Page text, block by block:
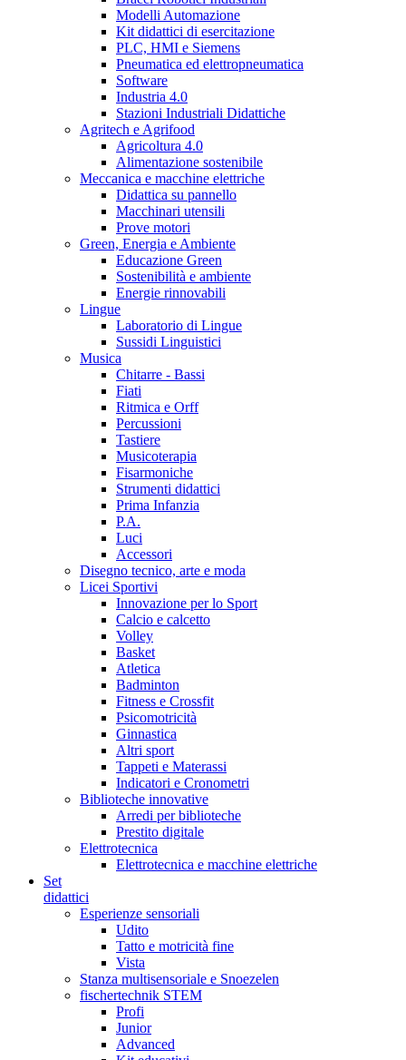
Modelli Automazione
Kit didattici di esercitazione
PLC, HMI e Siemens
Pneumatica ed elettropneumatica
Software
Industria 4.0
Stazioni Industriali Didattiche
Agritech e Agrifood
Agricoltura 4.0
Alimentazione sostenibile
Meccanica e macchine elettriche
Didattica su pannello
Macchinari utensili
Prove motori
Green, Energia e Ambiente
Educazione Green
Sostenibilità e ambiente
Energie rinnovabili
Lingue
Laboratorio di Lingue
Sussidi Linguistici
Musica
Chitarre - Bassi
Fiati
Ritmica e Orff
Percussioni
Tastiere
Musicoterapia
Fisarmoniche
Strumenti didattici
Prima Infanzia
P.A.
Luci
Accessori
Disegno tecnico, arte e moda
Licei Sportivi
Innovazione per lo Sport
Calcio e calcetto
Volley
Basket
Atletica
Badminton
Fitness e Crossfit
Psicomotricità
Ginnastica
Altri sport
Tappeti e Materassi
Indicatori e Cronometri
Biblioteche innovative
Arredi per biblioteche
Prestito digitale
Elettrotecnica
Elettrotecnica e macchine elettriche
Set
didattici
Esperienze sensoriali
Udito
Tatto e motricità fine
Vista
Stanza multisensoriale e Snoezelen
fischertechnik STEM
Profi
Junior
Advanced